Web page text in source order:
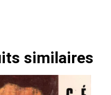
similaires